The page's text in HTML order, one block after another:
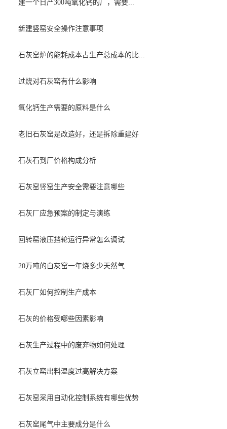
建一个日产300吨氧化钙的厂，需要...
新建竖窑安全操作注意事项
石灰窑炉的能耗成本占生产总成本的比...
过烧对石灰窑有什么影响
氧化钙生产需要的原料是什么
老旧石灰窑是改造好，还是拆除重建好
石灰石到厂价格构成分析
石灰窑竖窑生产安全需要注意哪些
石灰厂应急预案的制定与演练
回转窑液压挡轮运行异常怎么调试
20万吨的白灰窑一年烧多少天然气
石灰厂如何控制生产成本
石灰的价格受哪些因素影响
石灰生产过程中的废弃物如何处理
石灰立窑出料温度过高解决方案
石灰窑采用自动化控制系统有哪些优势
石灰窑尾气中主要成分是什么